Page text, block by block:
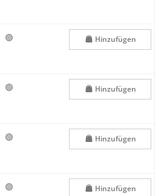
🟢 Hinzufügen
🟢 Hinzufügen
🟢 Hinzufügen
🟢 Hinzufügen